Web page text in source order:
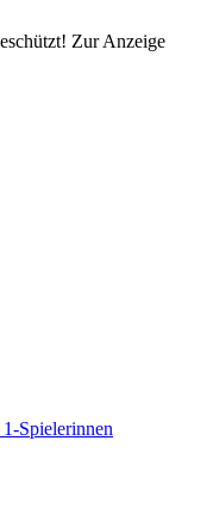
Zur Anzeige
Spielerinnen